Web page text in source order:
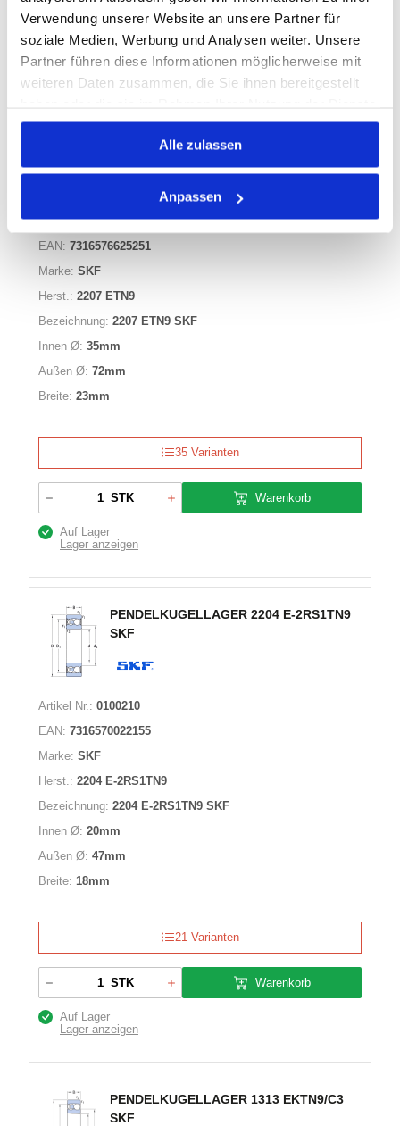
Verwendung unserer Website an unsere Partner für
soziale Medien, Werbung und Analysen weiter. Unsere
Partner führen diese Informationen möglicherweise mit
weiteren Daten zusammen, die Sie ihnen bereitgestellt
gesammelt haben.
Alle zulassen
Anpassen
STK Warenkorb
Auf Lager
Lager anzeigen
PENDELKUGELLAGER 2207 ETN9 SKF
Artikel Nr.: 0100223
EAN: 7316576625251
Marke: SKF
Herst.: 2207 ETN9
Bezeichnung: 2207 ETN9 SKF
Innen Ø: 35mm
Außen Ø: 72mm
Breite: 23mm
35 Varianten
STK Warenkorb
Auf Lager
Lager anzeigen
PENDELKUGELLAGER 2204 E-2RS1TN9
SKF
Artikel Nr.: 0100210
EAN: 7316570022155
Marke: SKF
Herst.: 2204 E-2RS1TN9
Bezeichnung: 2204 E-2RS1TN9 SKF
Innen Ø: 20mm
Außen Ø: 47mm
Breite: 18mm
21 Varianten
STK Warenkorb
Auf Lager
Lager anzeigen
PENDELKUGELLAGER 1313 EKTN9/C3
SKF